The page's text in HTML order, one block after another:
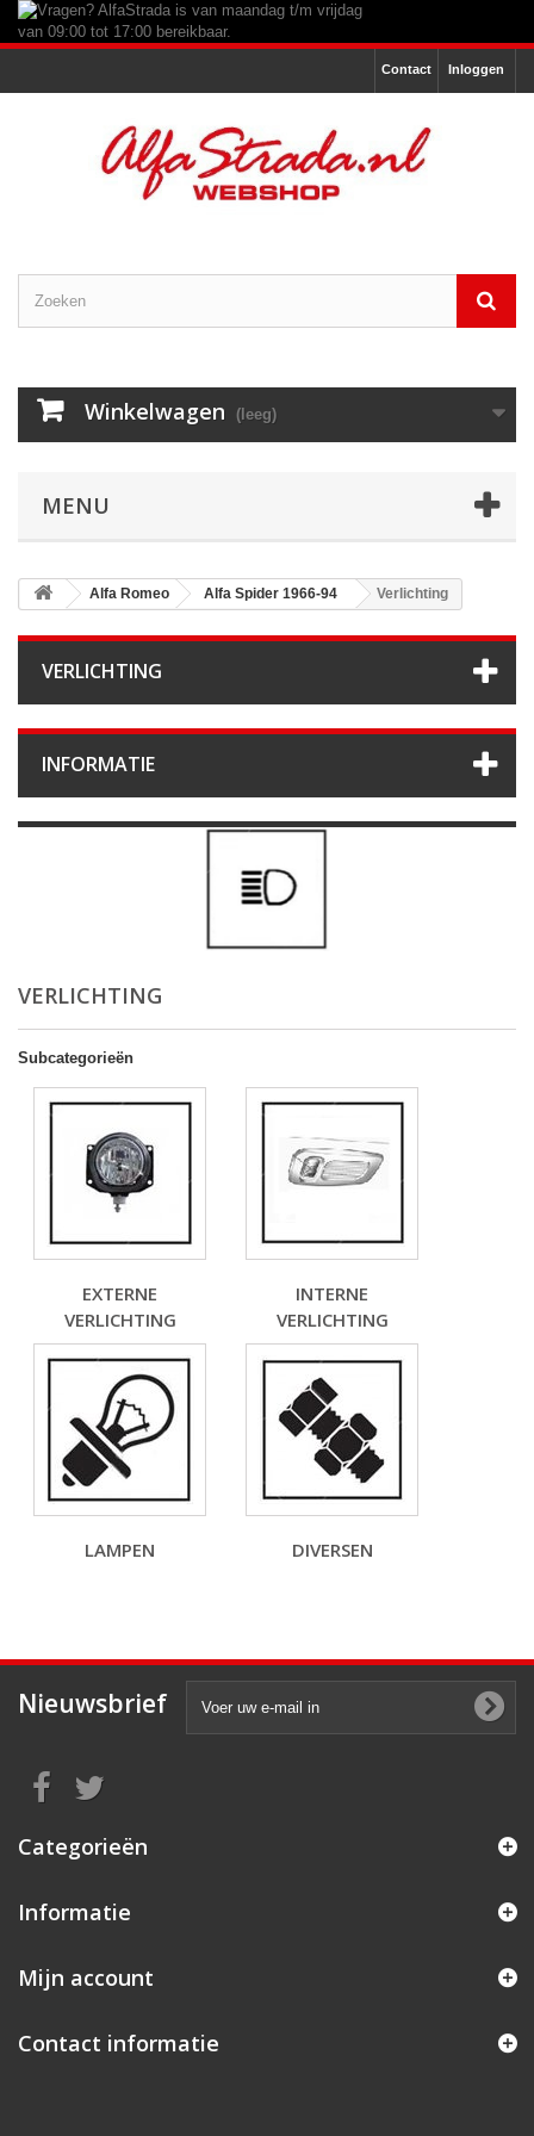
Inloggen
Contact
Winkelwagen (leeg)
MENU
Alfa Romeo Alfa Spider 1966-94 Verlichting
VERLICHTING
INFORMATIE
VERLICHTING
Subcategorieën
EXTERNE
VERLICHTING
INTERNE
VERLICHTING
LAMPEN DIVERSEN
Nieuwsbrief
Categorieën
Informatie
Mijn account
Contact informatie